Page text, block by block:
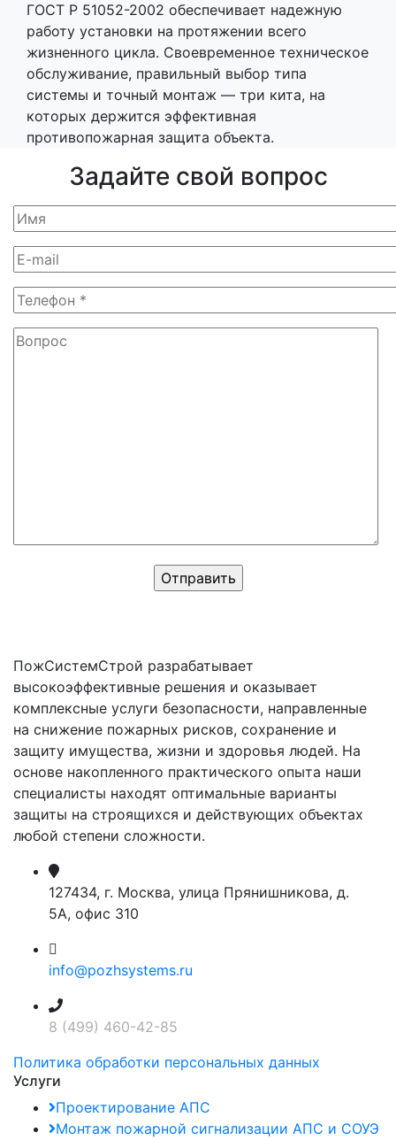
ГОСТ Р 51052-2002 обеспечивает надежную
работу установки на протяжении всего
жизненного цикла. Своевременное техническое
обслуживание, правильный выбор типа
системы и точный монтаж — три кита, на
которых держится эффективная
противопожарная защита объекта.
Задайте свой вопрос
ПожСистемСтрой разрабатывает
высокоэффективные решения и оказывает
комплексные услуги безопасности, направленные
на снижение пожарных рисков, сохранение и
защиту имущества, жизни и здоровья людей. На
основе накопленного практического опыта наши
специалисты находят оптимальные варианты
защиты на строящихся и действующих объектах
любой степени сложности.
127434, г. Москва, улица Прянишникова, д.
5А, офис 310
info@pozhsystems.ru
8 (499) 460-42-85
Политика обработки персональных данных
Услуги
Проектирование АПС
Монтаж пожарной сигнализации АПС и СОУЭ